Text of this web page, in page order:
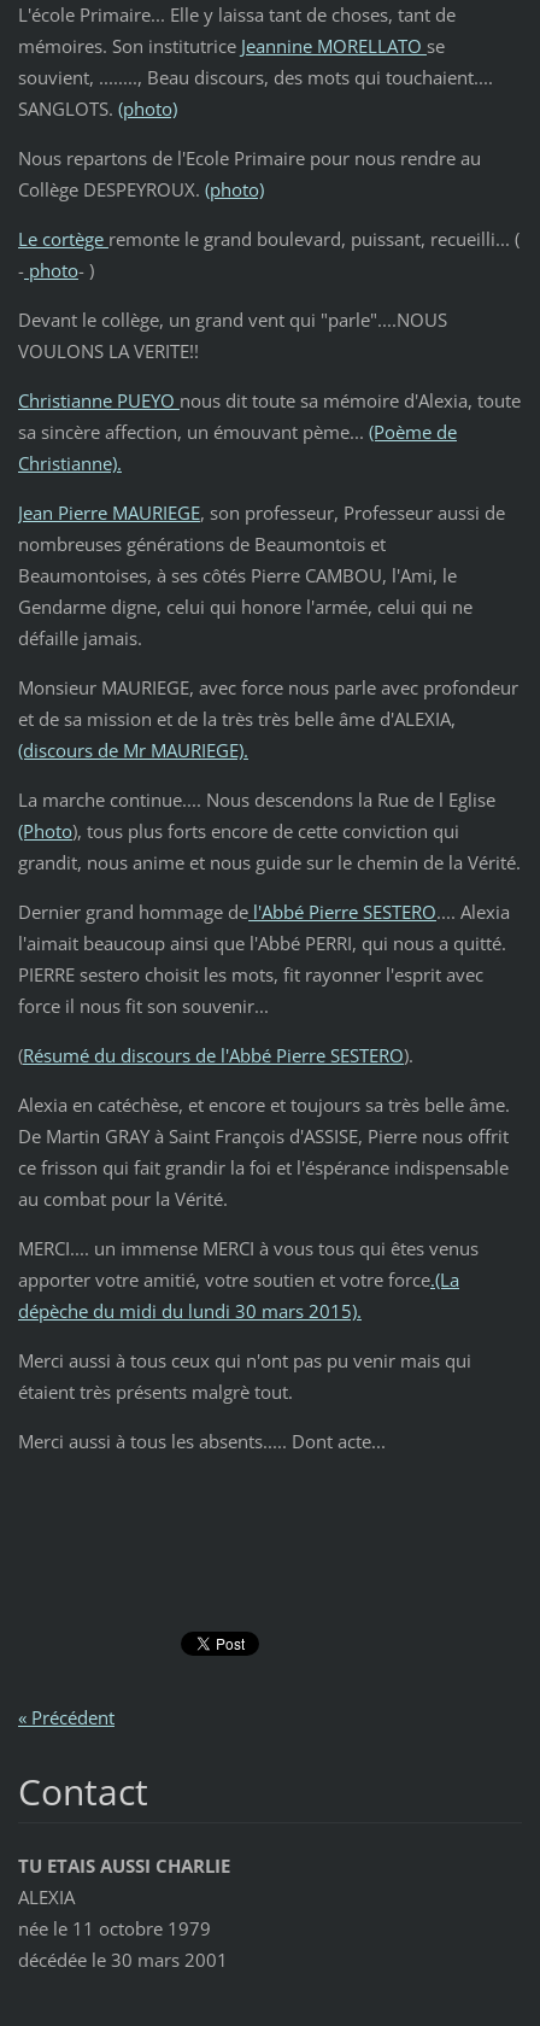
L'école Primaire... Elle y laissa tant de choses, tant de
mémoires. Son institutrice Jeannine MORELLATO se
souvient, ........, Beau discours, des mots qui touchaient....
SANGLOTS. (photo)
Nous repartons de l'Ecole Primaire pour nous rendre au
Collège DESPEYROUX. (photo)
Le cortège remonte le grand boulevard, puissant, recueilli... (
-photo- )
Devant le collège, un grand vent qui "parle"....NOUS
VOULONS LA VERITE!!
Christianne PUEYO nous dit toute sa mémoire d'Alexia, toute
sa sincère affection, un émouvant pème... (Poème de
Christianne).
Jean Pierre MAURIEGE, son professeur, Professeur aussi de
nombreuses générations de Beaumontois et
Beaumontoises, à ses côtés Pierre CAMBOU, l'Ami, le
Gendarme digne, celui qui honore l'armée, celui qui ne
défaille jamais.
Monsieur MAURIEGE, avec force nous parle avec profondeur
et de sa mission et de la très très belle âme d'ALEXIA,
(discours de Mr MAURIEGE).
La marche continue.... Nous descendons la Rue de l Eglise
(Photo), tous plus forts encore de cette conviction qui
grandit, nous anime et nous guide sur le chemin de la Vérité.
Dernier grand hommage del'Abbé Pierre SESTERO.... Alexia
l'aimait beaucoup ainsi que l'Abbé PERRI, qui nous a quitté.
PIERRE sestero choisit les mots, fit rayonner l'esprit avec
force il nous fit son souvenir...
(Résumé du discours de l'Abbé Pierre SESTERO).
Alexia en catéchèse, et encore et toujours sa très belle âme.
De Martin GRAY à Saint François d'ASSISE, Pierre nous offrit
ce frisson qui fait grandir la foi et l'éspérance indispensable
au combat pour la Vérité.
MERCI.... un immense MERCI à vous tous qui êtes venus
apporter votre amitié, votre soutien et votre force.(La
dépèche du midi du lundi 30 mars 2015).
Merci aussi à tous ceux qui n'ont pas pu venir mais qui
étaient très présents malgrè tout.
Merci aussi à tous les absents..... Dont acte...
« Précédent
Contact
TU ETAIS AUSSI CHARLIE
ALEXIA
née le 11 octobre 1979
décédée le 30 mars 2001